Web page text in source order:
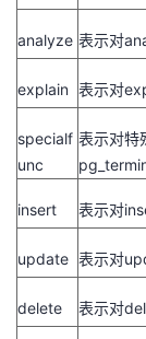
analyze 表示对
explain 表示对
specialf
unc
表示对特
insert 表示对
update 表示对
delete 表示对